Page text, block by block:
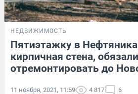
НЕДВИЖИМОСТЬ
Пятиэтажку в
кирпичная стена, обязали
отремонтировать до
11 ноября, 2021, 11:59 4 817 6